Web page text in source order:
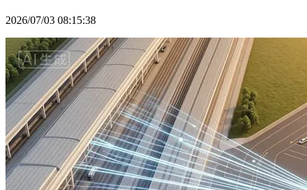
2026/07/03 08:15:38